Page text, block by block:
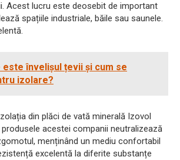
Acest lucru este deosebit de important
spațiile industriale, băile sau saunele.
este învelișul țevii și cum se
izolare?
din plăci de vată minerală Izovol
acestei companii neutralizează
menținând un mediu confortabil
excelentă la diferite substanțe